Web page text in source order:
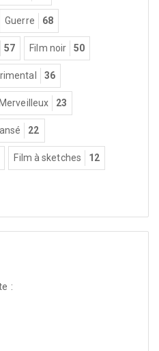
Guerre 68
57 Film noir 50
36
23
22
Film à sketches 12
: